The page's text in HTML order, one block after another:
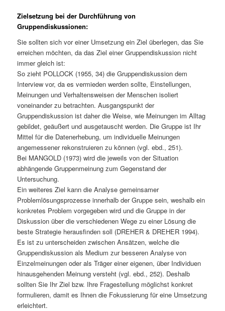
Zielsetzung bei der Durchführung von
Gruppendiskussionen:
Sie sollten sich vor einer Umsetzung ein Ziel überlegen, das Sie
erreichen möchten, da das Ziel einer Gruppendiskussion nicht
immer gleich ist:
So zieht POLLOCK (1955, 34) die Gruppendiskussion dem
Interview vor, da es vermieden werden sollte, Einstellungen,
Meinungen und Verhaltensweisen der Menschen isoliert
voneinander zu betrachten. Ausgangspunkt der
Gruppendiskussion ist daher die Weise, wie Meinungen im Alltag
gebildet, geäußert und ausgetauscht werden. Die Gruppe ist Ihr
Mittel für die Datenerhebung, um individuelle Meinungen
angemessener rekonstruieren zu können (vgl. ebd., 251).
Bei MANGOLD (1973) wird die jeweils von der Situation
abhängende Gruppenmeinung zum Gegenstand der
Untersuchung.
Ein weiteres Ziel kann die Analyse gemeinsamer
Problemlösungsprozesse innerhalb der Gruppe sein, weshalb ein
konkretes Problem vorgegeben wird und die Gruppe in der
Diskussion über die verschiedenen Wege zu einer Lösung die
beste Strategie herausfinden soll (DREHER & DREHER 1994).
Es ist zu unterscheiden zwischen Ansätzen, welche die
Gruppendiskussion als Medium zur besseren Analyse von
Einzelmeinungen oder als Träger einer eigenen, über Individuen
hinausgehenden Meinung versteht (vgl. ebd., 252). Deshalb
sollten Sie Ihr Ziel bzw. Ihre Fragestellung möglichst konkret
formulieren, damit es Ihnen die Fokussierung für eine Umsetzung
erleichtert.